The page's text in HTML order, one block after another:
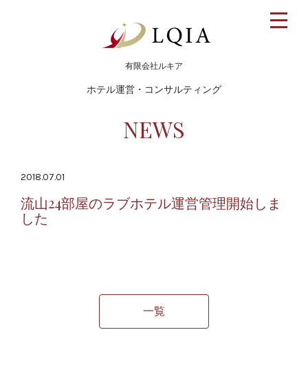
toggle
有限会社ルキア
ホテル運営・コンサルティング
NEWS
2018.07.01
流山24部屋のラブホテル運営管理開始しま
した
一覧